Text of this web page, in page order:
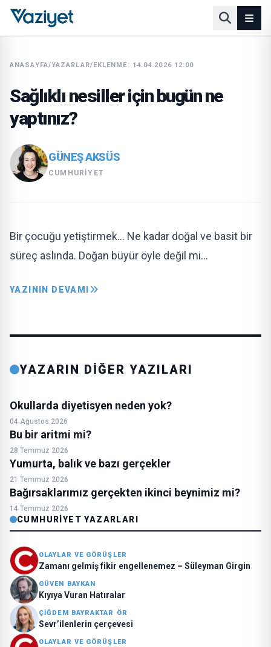
ANASAYFA/YAZARLAR/EKLENME: 14.04.2026 12:00
Sağlıklı nesiller için bugün ne
yaptınız?
GÜNEŞ AKSÜS
CUMHURIYET
Bir çocuğu yetiştirmek… Ne kadar doğal ve basit bir
süreç aslında. Doğan büyür öyle değil mi…
YAZININ DEVAMI
YAZARIN DİĞER YAZILARI
Okullarda diyetisyen neden yok?
04 Ağustos 2026
Bu bir aritmi mi?
28 Temmuz 2026
Yumurta, balık ve bazı gerçekler
21 Temmuz 2026
Bağırsaklarımız gerçekten ikinci beynimiz mi?
14 Temmuz 2026
CUMHURIYET YAZARLARI
OLAYLAR VE GÖRÜŞLER
Zamanı gelmiş fikir engellenemez – Süleyman Girgin
GÜVEN BAYKAN
Kıyıya Vuran Hatıralar
ÇIĞDEM BAYRAKTAR ÖR
Sevr’ilenlerin çerçevesi
OLAYLAR VE GÖRÜŞLER